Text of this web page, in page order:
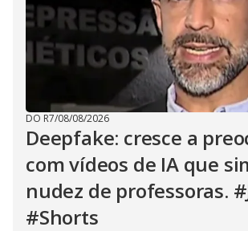
DO R7/08/08/2026
Deepfake: cresce a
com vídeos de IA que
nudez de professoras.
#Shorts